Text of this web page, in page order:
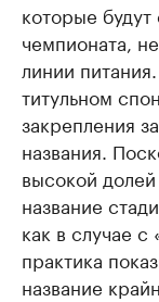
которые будут
чемпионата,
линии
титульном
закрепления
названия.
высокой
название
как в случае
практика
название